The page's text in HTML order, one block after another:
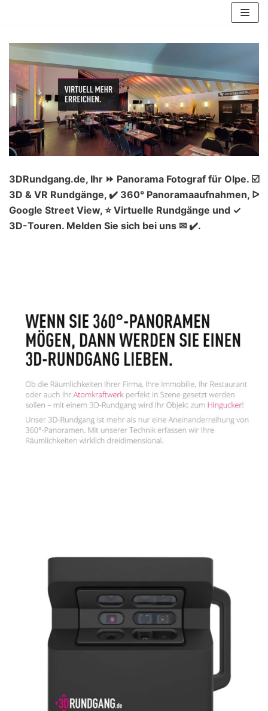
Inhalt
springen
3DRundgang.de, Ihr ⏩ Panorama Fotograf für Olpe. ☑️
3D & VR Rundgänge, ✔️ 360° Panoramaaufnahmen, ᐅ
Google Street View, ⭐ Virtuelle Rundgänge und ✓
3D-Touren. Melden Sie sich bei uns ✉ ✔️.